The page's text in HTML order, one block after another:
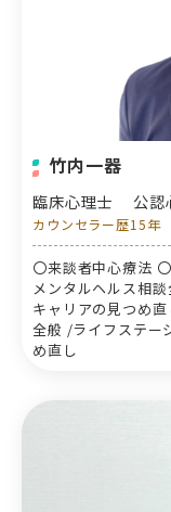
竹内一器
臨床心理士 公認
カウンセラー歴15年
〇来談者中心療法
メンタルヘルス相
キャリアの見つめ
全般 /ライフステー
め直し